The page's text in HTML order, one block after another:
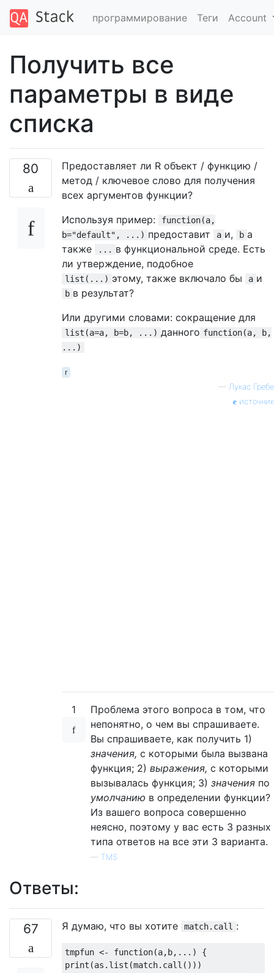
программирование Теги Account
Получить все
параметры в виде
списка
80
Предоставляет ли R объект / функцию /
метод / ключевое слово для получения
всех аргументов функции?
Используя пример:
function(a,
b="default", ...) предоставит a и, b а
также
... в функциональной среде. Есть
ли утверждение, подобное
list(...) этому, также включало бы a и
b в результат?
Или другими словами: сокращение для
list(a=a, b=b, ...) данного function(a, b,
...)
r
— Лукас Гребе
источник
1
Проблема этого вопроса в том, что
непонятно, о чем вы спрашиваете.
Вы спрашиваете, как получить 1)
значения, с которыми была вызвана
функция; 2) выражения, с которыми
вызывалась функция; 3) значения по
умолчанию в определении функции?
Из вашего вопроса совершенно
неясно, поэтому у вас есть 3 разных
типа ответов на все эти 3 варианта.
— TMS
Ответы:
67 Я думаю, что вы хотите match.call :
tmpfun <- function(a,b,...) {
print(as.list(match.call()))